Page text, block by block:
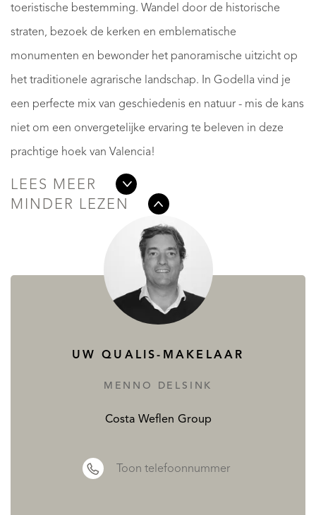
toeristische bestemming. Wandel door de historische
straten, bezoek de kerken en emblematische
monumenten en bewonder het panoramische uitzicht op
het traditionele agrarische landschap. In Godella vind je
een perfecte mix van geschiedenis en natuur - mis de kans
niet om een onvergetelijke ervaring te beleven in deze
prachtige hoek van Valencia!
LEES MEER
MINDER LEZEN
UW QUALIS-MAKELAAR
MENNO DELSINK
Costa Weflen Group
Toon telefoonnummer